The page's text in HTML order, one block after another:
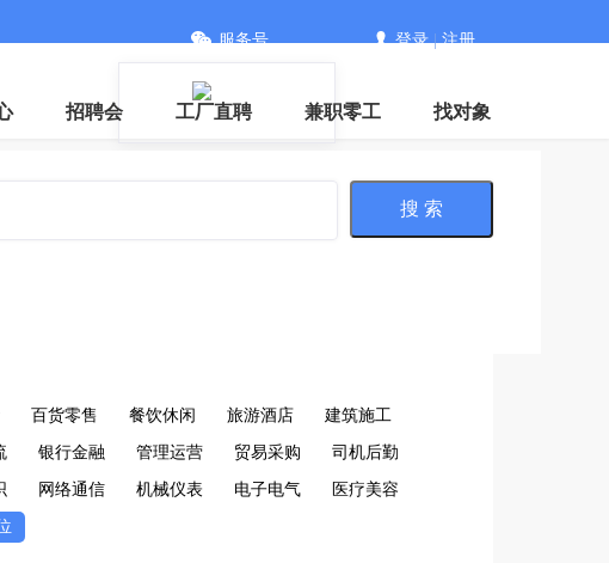
服务号 登录|注册
招聘会 工厂直聘 兼职零工 找对象
搜 索
百货零售 餐饮休闲 旅游酒店 建筑施工
银行金融 管理运营 贸易采购 司机后勤
网络通信 机械仪表 电子电气 医疗美容